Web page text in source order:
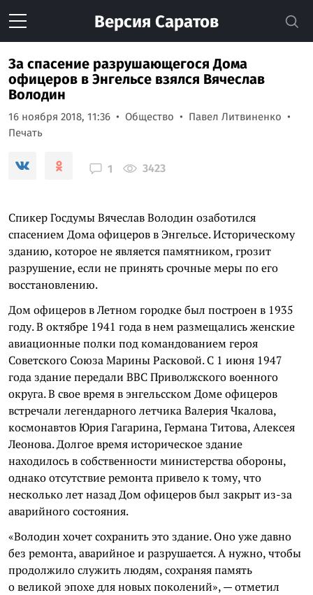
Версия Саратов
За спасение разрушающегося Дома
офицеров в Энгельсе взялся Вячеслав
Володин
16 ноября 2018, 11:36 Общество
Павел Литвиненко
Печать
1 3423
Спикер Госдумы Вячеслав Володин озаботился
спасением Дома офицеров в Энгельсе. Историческому
зданию, которое не является памятником, грозит
разрушение, если не принять срочные меры по его
восстановлению.
Дом офицеров в Летном городке был построен в 1935
году. В октябре 1941 года в нем размещались женские
авиационные полки под командованием героя
Советского Союза Марины Расковой. С 1 июня 1947
года здание передали ВВС Приволжского военного
округа. В свое время в энгельсском Доме офицеров
встречали легендарного летчика Валерия Чкалова,
космонавтов Юрия Гагарина, Германа Титова, Алексея
Леонова. Долгое время историческое здание
находилось в собственности министерства обороны,
однако отсутствие ремонта привело к тому, что
несколько лет назад Дом офицеров был закрыт из-за
аварийного состояния.
«Володин хочет сохранить это здание. Оно уже давно
без ремонта, аварийное и разрушается. А нужно, чтобы
продолжило служить людям, сохраняя память
о великой эпохе для новых поколений», — отметил